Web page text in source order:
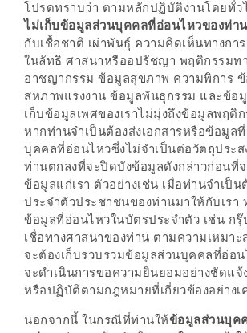
ท่าแพ
เชียงใหม่
CART
CHECKOUT
DRAFT
–
บาร์บีคิว
สาว
เหนือ
กับ
สลัด
หนุ่ม
โปรดทราบว่า ตามหลักปฏิบัติงานโดยทั่ว
ไม่เก็บข้อมูลส่วนบุคคลที่อ่อนไหวของท่าน
กับเชื้อชาติ เผ่าพันธุ์ ความคิดเห็นทางการ
ในลัทธิ ศาสนาหรืออปรัชญา พฤติกรรมท
อาชญากรรม ข้อมูลสุขภาพ ความพิการ
สหภาพแรงงาน ข้อมูลพันธุกรรม และข้อ
เก็บข้อมูลเพศของเราไม่มุ่งถึงข้อมูลพฤติ
หากท่านจำเป็นต้องส่งเอกสารหรือข้อมูล
บุคคลที่อ่อนไหวซึ่งไม่จำเป็นต่อวัตถุประส
ท่านตกลงที่จะปิดบังข้อมูลดังกล่าวก่อนที่จ
ข้อมูลแก่เรา ตัวอย่างเช่น เมื่อท่านจำเป็น
ประจำตัวประชาชนของท่านมาให้กับเรา
ข้อมูลที่อ่อนไหวในบัตรประจำตัว เช่น กรุ๊
เชื่อทางศาสนาของท่าน ตามความเหมา
จะต้องเก็บรวบรวมข้อมูลส่วนบุคคลที่อ่อน
จะดำเนินการขอความยินยอมอย่างชัดแ
หรือปฏิบัติตามกฎหมายที่เกี่ยวข้องอย่างเ
นอกจากนี้ ในกรณีที่ท่านให้ข้อมูลส่วนบุค